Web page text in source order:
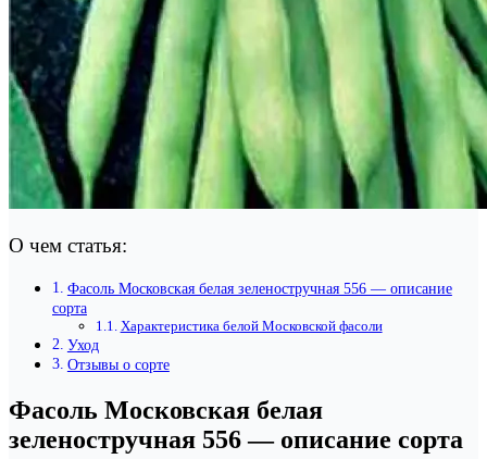
О чем статья:
Фасоль Московская белая зеленостручная 556 — описание
сорта
Характеристика белой Московской фасоли
Уход
Отзывы о сорте
Фасоль Московская белая
зеленостручная 556 — описание сорта